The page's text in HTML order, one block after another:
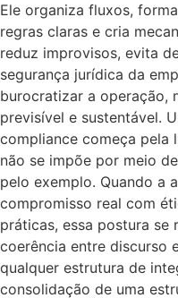
Ele organiza fluxos,
regras claras e cria
reduz improvisos, evita
segurança jurídica da
burocratizar a operação,
previsível e sustentável.
compliance começa pela
não se impõe por meio
pelo exemplo. Quando a
compromisso real com
práticas, essa postura
coerência entre discurso
qualquer estrutura de
consolidação de uma